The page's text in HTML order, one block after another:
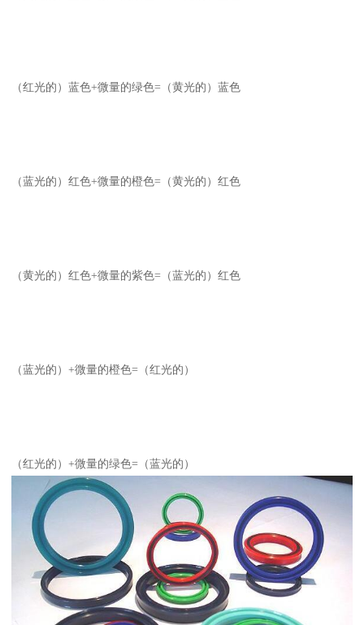
（红光的）蓝色+微量的绿色=（黄光的）蓝色
（蓝光的）红色+微量的橙色=（黄光的）红色
（黄光的）红色+微量的紫色=（蓝光的）红色
（蓝光的）+微量的橙色=（红光的）
（红光的）+微量的绿色=（蓝光的）